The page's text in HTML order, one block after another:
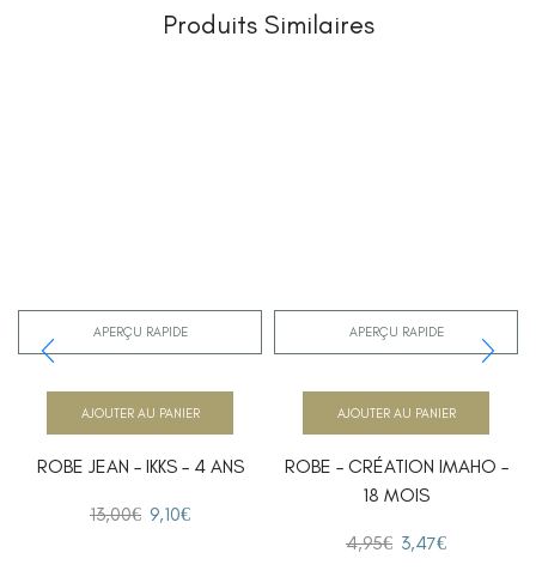
Produits Similaires
APERÇU RAPIDE
ROBE JEAN – IKKS – 4 ANS
13,00€ 9,10€
AJOUTER AU PANIER
APERÇU RAPIDE
ROBE – CRÉATION IMAHO –
18 MOIS
4,95€ 3,47€
AJOUTER AU PANIER